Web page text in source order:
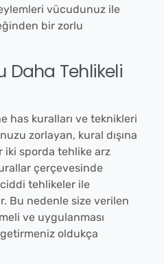
vücudunuz ile
bir zorlu
Daha Tehlikeli
has kuralları ve teknikleri
zorlayan, kural dışına
iki sporda tehlike arz
çerçevesinde
tehlikeler ile
Bu nedenle size verilen
ve uygulanması
oldukça